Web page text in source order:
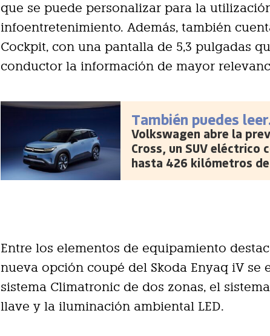
que se puede personalizar para la
infoentretenimiento. Además, también
Cockpit, con una pantalla de 5,3 pulgadas
conductor la información de mayor
También puedes
Volkswagen abre la
Cross, un SUV eléctrico
hasta 426 kilómetros
Entre los elementos de equipamiento
nueva opción coupé del Skoda Enyaq iV se
sistema Climatronic de dos zonas, el
llave y la iluminación ambiental LED.